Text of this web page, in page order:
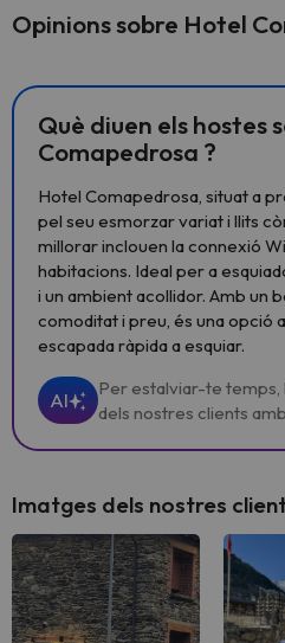
Opinions sobre Hotel
Què diuen els hostes
Comapedrosa ?
Hotel Comapedrosa, situat a
pel seu esmorzar variat i llits
millorar inclouen la connexió
habitacions. Ideal per a
i un ambient acollidor. Amb un
comoditat i preu, és una opció
escapada ràpida a esquiar.
AI
Per estalviar-te
dels nostres clients
Imatges dels nostres